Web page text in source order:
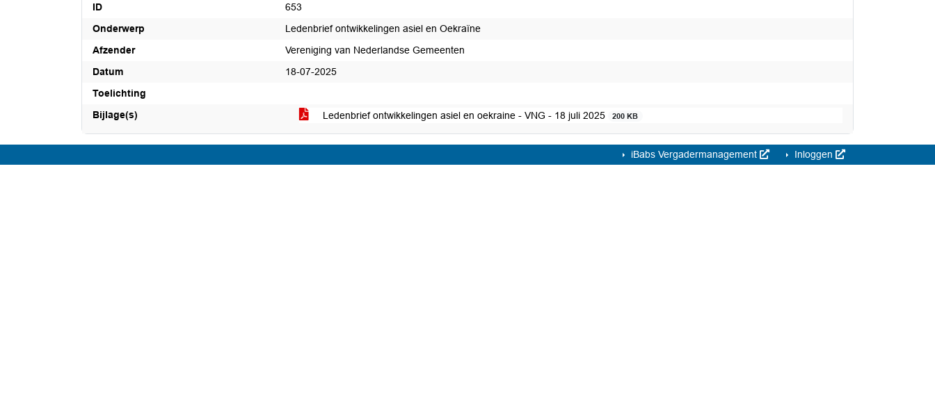
ID
653
Onderwerp
Ledenbrief ontwikkelingen asiel en Oekraïne
Afzender
Vereniging van Nederlandse Gemeenten
Datum
18-07-2025
Toelichting
Bijlage(s)
Ledenbrief ontwikkelingen asiel en oekraine - VNG - 18 juli 2025 200 KB
iBabs Vergadermanagement Inloggen